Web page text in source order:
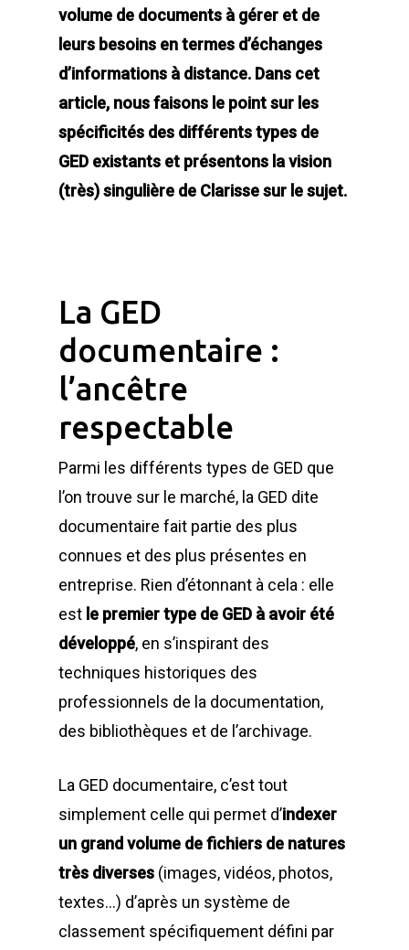
volume de documents à gérer et de
leurs besoins en termes d’échanges
d’informations à distance. Dans cet
article, nous faisons le point sur les
spécificités des différents types de
GED existants et présentons la vision
(très) singulière de Clarisse sur le sujet.
La GED
documentaire :
l’ancêtre
respectable
Parmi les différents types de GED que
l’on trouve sur le marché, la GED dite
documentaire fait partie des plus
connues et des plus présentes en
entreprise. Rien d’étonnant à cela : elle
est le premier type de GED à avoir été
développé, en s’inspirant des
techniques historiques des
professionnels de la documentation,
des bibliothèques et de l’archivage.
La GED documentaire, c’est tout
simplement celle qui permet d’indexer
un grand volume de fichiers de natures
très diverses (images, vidéos, photos,
textes…) d’après un système de
classement spécifiquement défini par